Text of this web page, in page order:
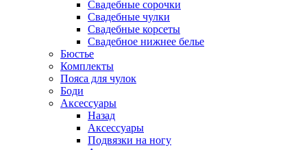
Свадебные сорочки
Свадебные чулки
Свадебные корсеты
Свадебное нижнее белье
Бюстье
Комплекты
Пояса для чулок
Боди
Аксессуары
Назад
Аксессуары
Подвязки на ногу